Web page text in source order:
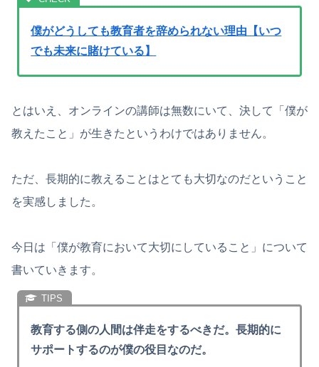
僕がどうしても教育者を辞められない理由【いつ
でも未来に賭けている】
とはいえ、オンラインの講師は無数にいて、決して「僕が
教えたこと」が生きたというわけではありません。
ただ、長期的に教えることはとても大切なのだということ
を実感しました。
今日は「僕が教育において大切にしていること」について
書いていきます。
教育する側の人間は伴走をするべきだ。長期的に
サポートするのが僕の役目なのだ。